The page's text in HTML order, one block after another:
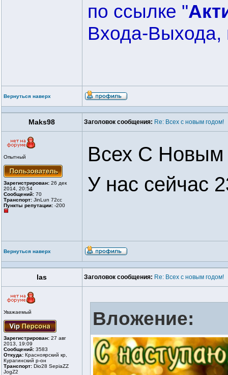
по ссылке "
Входа-Выхода,
Вернуться наверх
Maks98 Заголовок сообщения: Re: Всех с новым годом!
Опытный
Зарегистрирован: 26 дек
2014, 20:54
Сообщений: 70
Транспорт: JinLun 72cc
Пункты репутации: -200
Всех С Новым
У нас сейчас
Вернуться наверх
las Заголовок сообщения: Re: Всех с новым годом!
Уважаемый
Зарегистрирован: 27 авг
2013, 19:09
Сообщений: 3583
Откуда: Красноярский кр,
Курагинский р-он
Транспорт: Dio28 SepiaZZ
JogZ2
Вложение: